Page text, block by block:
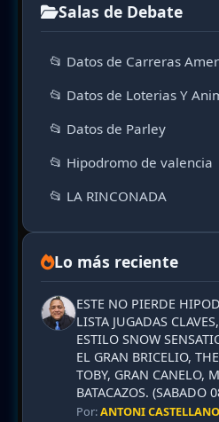
Salas de Debate
📂 Datos de Carreras
📂 Datos de Loterias Y
📂 Datos de Parley
📂 Hipodromo de valencia
📂 LA RINCONADA
Lo más reciente
ESTE NO PIERDE
LISTA JUGADAS
ESTILO SNOW
EL GRAN BRICELIO,
TOBY, GRAN CANELO,
BATACAZOS. (SABADO
Por:ANTONI CASTELLANO